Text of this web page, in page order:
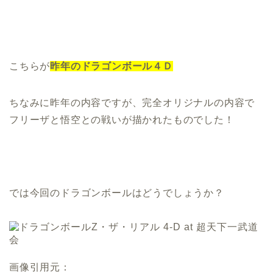
こちらが 昨年のドラゴンボール４Ｄ
ちなみに昨年の内容ですが、完全オリジナルの内容で
フリーザと悟空との戦いが描かれたものでした！
では今回のドラゴンボールはどうでしょうか？
画像引用元：